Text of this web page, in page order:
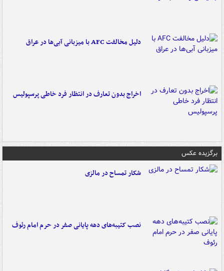
دلیل مخالفت AFC با میزبانی آبی‌ها در عراق
اخراج بدون تعارف در انتظار فرد خاطی پرسپولیس
برگزیده عکس
شکار تمساح در مالزی
نصب کتیبه‌های دهه پایانی صفر در حرم امام رئوف